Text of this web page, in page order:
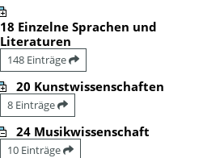
18 Einzelne Sprachen und
Literaturen
148 Einträge
20 Kunstwissenschaften
8 Einträge
24 Musikwissenschaft
10 Einträge